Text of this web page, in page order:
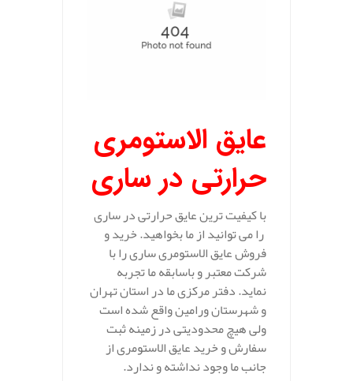
عایق الاستومری
حرارتی در ساری
با کیفیت ترین عایق حرارتی در ساری
را می توانید از ما بخواهید. خرید و
فروش عایق الاستومری ساری را با
شرکت معتبر و باسابقه ما تجربه
نماید. دفتر مرکزی ما در استان تهران
و شهرستان ورامین واقع شده است
ولی هیچ محدودیتی در زمینه ثبت
سفارش و خرید عایق الاستومری از
جانب ما وجود نداشته و ندارد.